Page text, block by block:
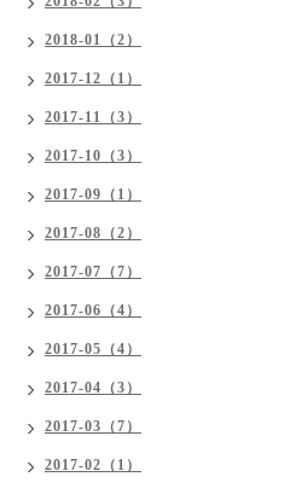
2018-01（2）
2017-12（1）
2017-11（3）
2017-10（3）
2017-09（1）
2017-08（2）
2017-07（7）
2017-06（4）
2017-05（4）
2017-04（3）
2017-03（7）
2017-02（1）